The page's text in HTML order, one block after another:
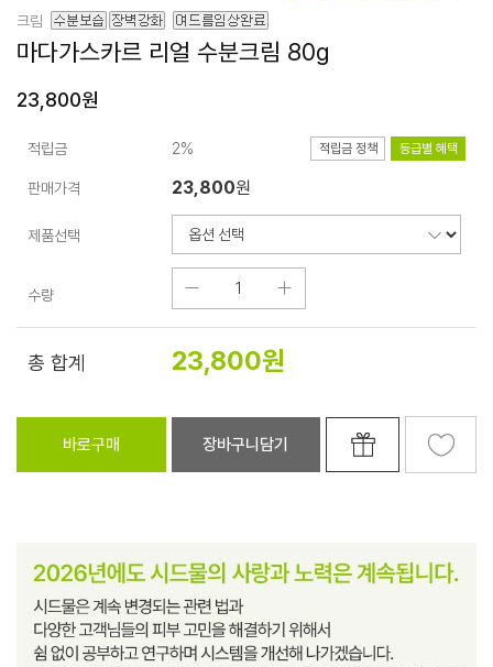
크림
마다가스카르 리얼 수분크림 80g
23,800원
적립금 2% 적립금 정책 등급별 혜택
판매가격 23,800원
제품선택
수량
총 합계 23,800원
바로구매 장바구니담기